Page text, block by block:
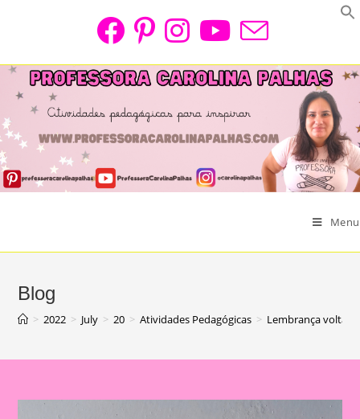
Menu
Blog
> 2022 > July > 20 > Atividades Pedagógicas > Lembrança volta